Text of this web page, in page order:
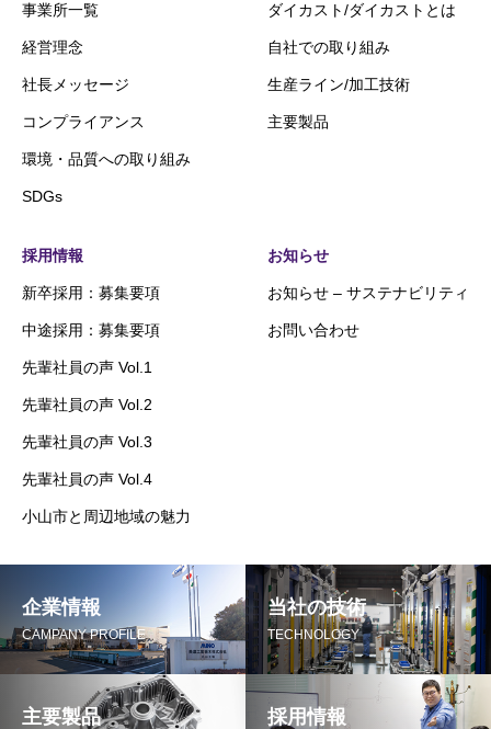
事業所一覧
経営理念
社長メッセージ
コンプライアンス
環境・品質への取り組み
SDGs
ダイカスト/ダイカストとは
自社での取り組み
生産ライン/加工技術
主要製品
採用情報
新卒採用：募集要項
中途採用：募集要項
先輩社員の声 Vol.1
先輩社員の声 Vol.2
先輩社員の声 Vol.3
先輩社員の声 Vol.4
小山市と周辺地域の魅力
お知らせ
お知らせ – サステナビリティ
お問い合わせ
企業情報
CAMPANY PROFILE
当社の技術
TECHNOLOGY
主要製品 採用情報